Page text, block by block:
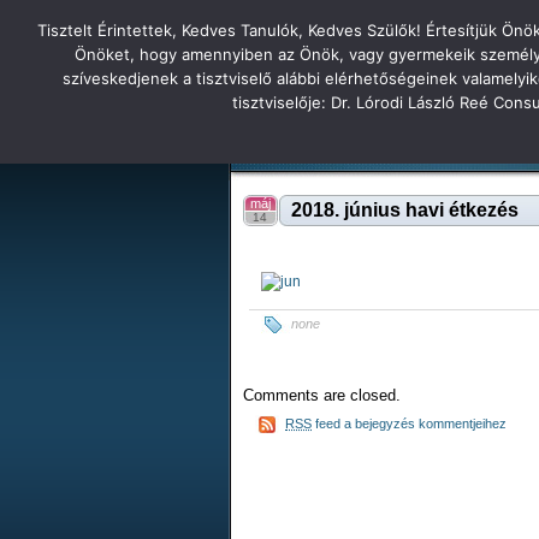
Főoldal Hírek Tudás Állandóság
2018. június havi étkezés
máj
14
none
Comments are closed.
RSS feed a bejegyzés kommentjeihez
Tatabányai Árpád Gimnázium 2
Tisztelt Érintettek, Kedves Tanulók, Kedves Szülők! Értesítjük
Önöket, hogy amennyiben az Önök, vagy gyermekeik
szíveskedjenek a tisztviselő alábbi elérhetőségeinek
tisztviselője: Dr. Lórodi László Reé